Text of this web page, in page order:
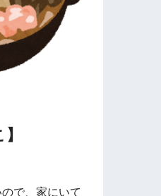
で、家にいて